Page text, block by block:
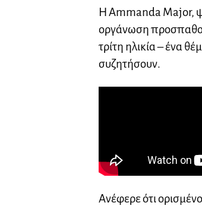
Η Ammanda Major,
οργάνωση
τρίτη ηλικία – ένα
συζητήσουν.
Ανέφερε ότι